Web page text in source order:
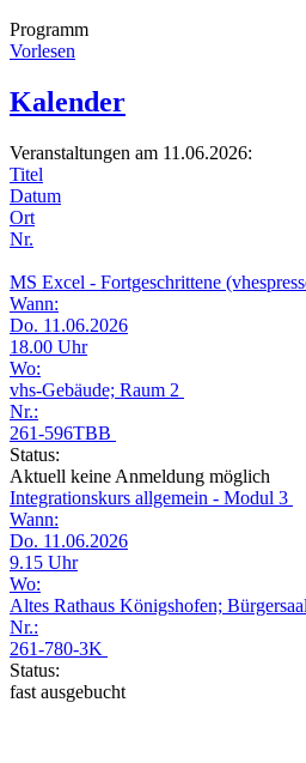
Programm
Vorlesen
Kalender
Veranstaltungen am 11.06.2026:
Titel
Datum
Ort
Nr.
MS Excel - Fortgeschrittene
Wann:
Do. 11.06.2026
18.00 Uhr
Wo:
vhs-Gebäude; Raum 2
Nr.:
261-596TBB
Status:
Aktuell keine Anmeldung möglich
Integrationskurs allgemein - Modul 3
Wann:
Do. 11.06.2026
9.15 Uhr
Wo:
Altes Rathaus Königshofen; Bürgersaal
Nr.:
261-780-3K
Status:
fast ausgebucht